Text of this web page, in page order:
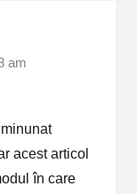
am
acest articol
în care